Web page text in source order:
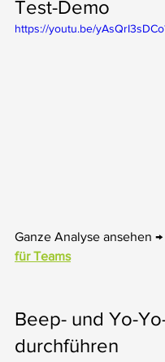
Test-Demo
https://youtu.be/
Ganze Analyse ansehen →
für Teams
Beep- und Yo-
durchführen